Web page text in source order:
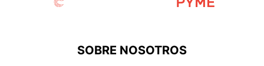
SOBRE NOSOTROS